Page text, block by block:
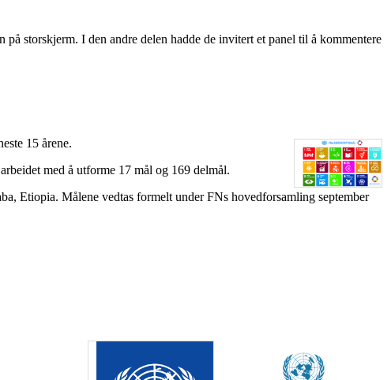
storskjerm. I den andre delen hadde de invitert et panel til å kommentere
15 årene.
med å utforme 17 mål og 169 delmål.
Etiopia. Målene vedtas formelt under FNs hovedforsamling september